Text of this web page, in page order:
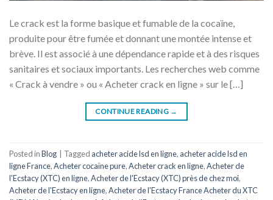
Le crack est la forme basique et fumable de la cocaïne,
produite pour être fumée et donnant une montée intense et
brève. Il est associé à une dépendance rapide et à des risques
sanitaires et sociaux importants. Les recherches web comme
« Crack à vendre » ou « Acheter crack en ligne » sur le […]
CONTINUE READING →
Posted inBlog Tagged acheter acide lsd en ligne, acheter acide lsd en
ligne France,Acheter cocaïne pure,Acheter crack en ligne,Acheter de
l'Ecstacy (XTC) en ligne,Acheter de l'Ecstacy (XTC) près de chez moi,
Acheter de l'Ecstacy en ligne,Acheter de l'Ecstacy France Acheter du XTC